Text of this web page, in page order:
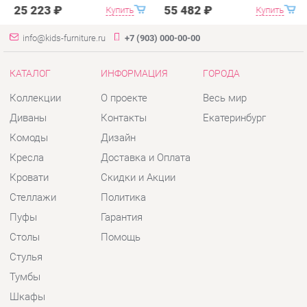
Кресла
Стеллажи
Пуфы
Столы
Стулья
Тумбы
Шкафы
Комплектующие
Доставка и Оплата
Политика
Гарантия
Помощь
Шоурум и склад самовывоза
Адрес: г. Екатеринбург, пер.